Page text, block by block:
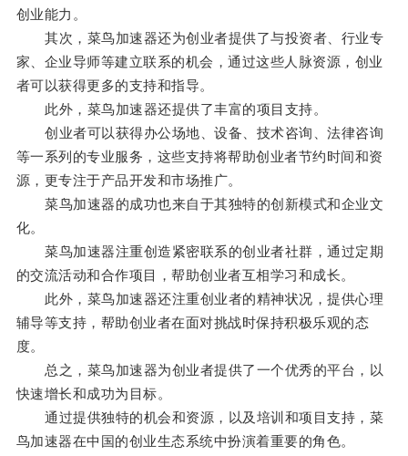
创业能力。
其次，菜鸟加速器还为创业者提供了与投资者、行业专
家、企业导师等建立联系的机会，通过这些人脉资源，创业
者可以获得更多的支持和指导。
此外，菜鸟加速器还提供了丰富的项目支持。
创业者可以获得办公场地、设备、技术咨询、法律咨询
等一系列的专业服务，这些支持将帮助创业者节约时间和资
源，更专注于产品开发和市场推广。
菜鸟加速器的成功也来自于其独特的创新模式和企业文
化。
菜鸟加速器注重创造紧密联系的创业者社群，通过定期
的交流活动和合作项目，帮助创业者互相学习和成长。
此外，菜鸟加速器还注重创业者的精神状况，提供心理
辅导等支持，帮助创业者在面对挑战时保持积极乐观的态
度。
总之，菜鸟加速器为创业者提供了一个优秀的平台，以
快速增长和成功为目标。
通过提供独特的机会和资源，以及培训和项目支持，菜
鸟加速器在中国的创业生态系统中扮演着重要的角色。